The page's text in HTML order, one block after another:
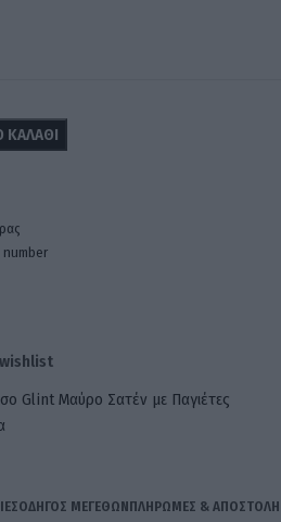
number
Glint Μαύρο Σατέν με Παγιέτες
ΟΔΗΓΌΣ ΜΕΓΕΘΏΝΠΛΗΡΩΜΈΣ & ΑΠΟΣΤΟΛΉ